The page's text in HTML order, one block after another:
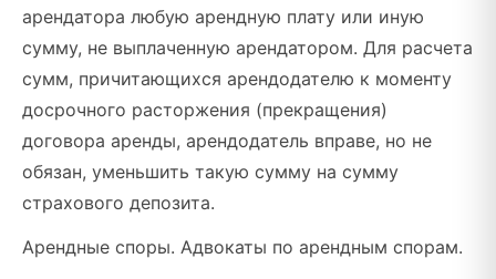
арендатора любую арендную плату или иную
сумму, не выплаченную арендатором. Для расчета
сумм, причитающихся арендодателю к моменту
досрочного расторжения (прекращения)
договора аренды, арендодатель вправе, но не
обязан, уменьшить такую сумму на сумму
страхового депозита.
Арендные споры. Адвокаты по арендным спорам.